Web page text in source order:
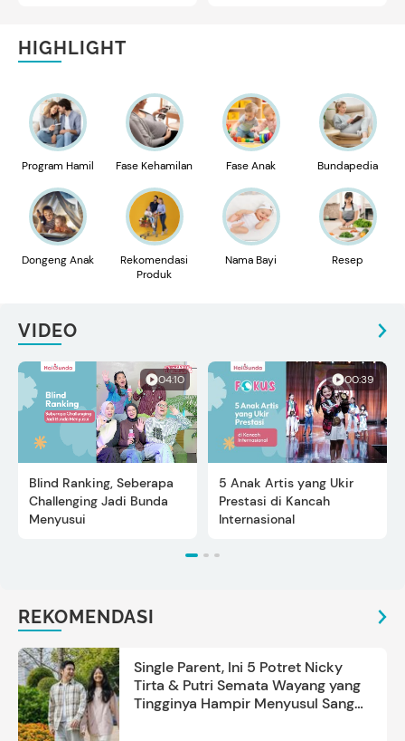
HIGHLIGHT
Program Hamil Fase Kehamilan Fase Anak Bundapedia
Dongeng Anak
Rekomendasi
Produk
Nama Bayi Resep
VIDEO
04:10
Blind Ranking, Seberapa
Challenging Jadi Bunda
Menyusui
00:39
5 Anak Artis yang Ukir
Prestasi di Kancah
Internasional
REKOMENDASI
Single Parent, Ini 5 Potret Nicky
Tirta & Putri Semata Wayang yang
Tingginya Hampir Menyusul Sang